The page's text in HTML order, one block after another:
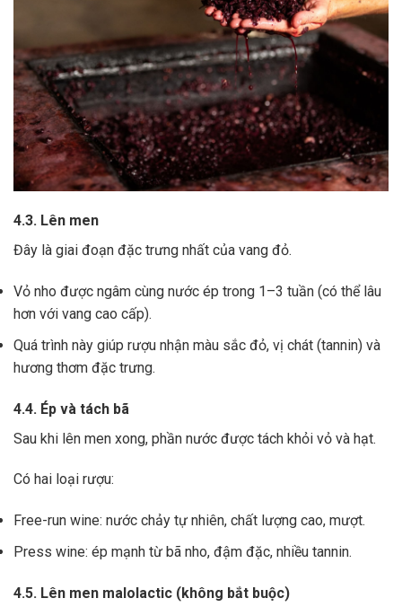
4.3. Lên men
Đây là giai đoạn đặc trưng nhất của vang đỏ.
Vỏ nho được ngâm cùng nước ép trong 1–3 tuần (có thể lâu
hơn với vang cao cấp).
Quá trình này giúp rượu nhận màu sắc đỏ, vị chát (tannin) và
hương thơm đặc trưng.
4.4. Ép và tách bã
Sau khi lên men xong, phần nước được tách khỏi vỏ và hạt.
Có hai loại rượu:
Free-run wine: nước chảy tự nhiên, chất lượng cao, mượt.
Press wine: ép mạnh từ bã nho, đậm đặc, nhiều tannin.
4.5. Lên men malolactic (không bắt buộc)